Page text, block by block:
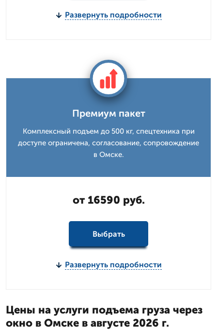
Развернуть подробности
Премиум пакет
Комплексный подъем до 500 кг, спецтехника при
доступе ограничена, согласование, сопровождение
в Омске.
от 16590 руб.
Выбрать
Развернуть подробности
Цены на услуги подъема груза через
окно в Омске в августе 2026 г.